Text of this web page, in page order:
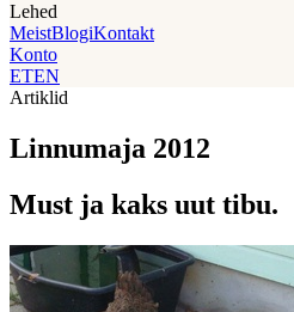
Lehed
MeistBlogiKontakt
Konto
ETEN
Artiklid
Linnumaja 2012
Must ja kaks uut tibu.